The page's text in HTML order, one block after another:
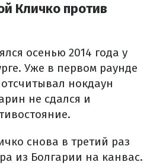
Кличко против
осенью 2014 года у
Уже в первом раунде
нокдаун
не сдался и
снова в третий раз
из Болгарии на канвас.